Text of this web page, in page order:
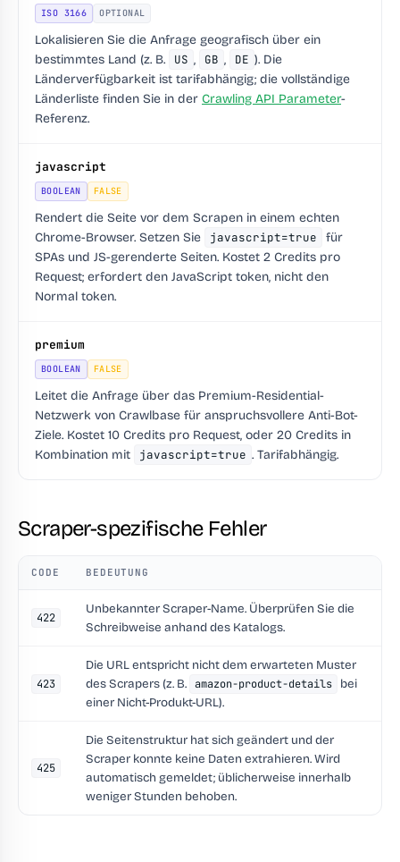
ISO 3166 OPTIONAL
Lokalisieren Sie die Anfrage geografisch über ein
bestimmtes Land (z. B.
US , GB , DE ). Die
Länderverfügbarkeit ist tarifabhängig; die vollständige
Länderliste finden Sie in der Crawling API Parameter-
Referenz.
javascript
BOOLEAN FALSE
Rendert die Seite vor dem Scrapen in einem echten
Chrome-Browser. Setzen Sie
javascript=true
für
SPAs und JS-gerenderte Seiten. Kostet 2 Credits pro
Request; erfordert den JavaScript token, nicht den
Normal token.
premium
BOOLEAN FALSE
Leitet die Anfrage über das Premium-Residential-
Netzwerk von Crawlbase für anspruchsvollere Anti-Bot-
Ziele. Kostet 10 Credits pro Request, oder 20 Credits in
Kombination mit
javascript=true . Tarifabhängig.
Scraper-spezifische Fehler
CODE BEDEUTUNG
422
Unbekannter Scraper-Name. Überprüfen Sie die
Schreibweise anhand des Katalogs.
423
Die URL entspricht nicht dem erwarteten Muster
des Scrapers (z. B. amazon-product-details
bei
einer Nicht-Produkt-URL).
425
Die Seitenstruktur hat sich geändert und der
Scraper konnte keine Daten extrahieren. Wird
automatisch gemeldet; üblicherweise innerhalb
weniger Stunden behoben.